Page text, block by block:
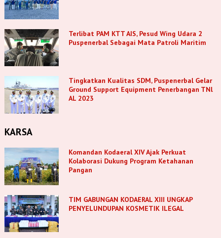
Terlibat PAM KTT AIS, Pesud Wing Udara 2
Puspenerbal Sebagai Mata Patroli Maritim
Tingkatkan Kualitas SDM, Puspenerbal Gelar
Ground Support Equipment Penerbangan TNl
AL 2023
KARSA
Komandan Kodaeral XIV Ajak Perkuat
Kolaborasi Dukung Program Ketahanan
Pangan
TIM GABUNGAN KODAERAL XIII UNGKAP
PENYELUNDUPAN KOSMETIK ILEGAL